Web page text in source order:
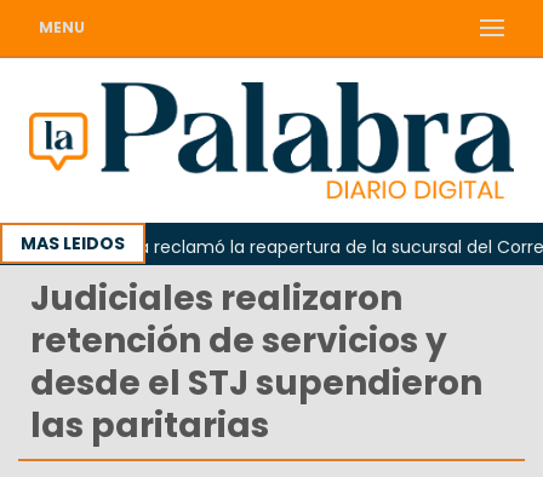
MENU
MAS LEIDOS
Odarda reclamó la reapertura de la sucursal del Correo
Judiciales realizaron
retención de servicios y
desde el STJ supendieron
las paritarias